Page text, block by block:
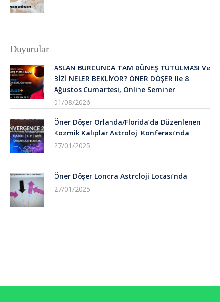
Duyurular
ASLAN BURCUNDA TAM GÜNEŞ TUTULMASI Ve
BİZİ NELER BEKLİYOR? ÖNER DÖŞER Ile 8
Ağustos Cumartesi, Online Seminer
01/08/2026
Öner Döşer Orlanda/Florida’da Düzenlenen
Kozmik Kalıplar Astroloji Konferası’nda
27/01/2025
Öner Döşer Londra Astroloji Locası’nda
27/01/2025